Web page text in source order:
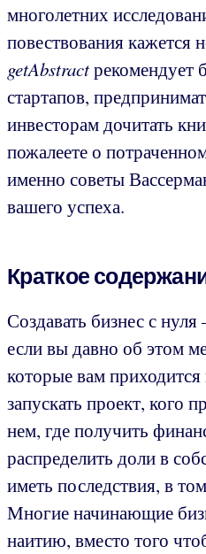
многолетних
повествования кажется
getAbstractрекомендует
стартапов,
инвесторам дочитать
пожалеете о
именно советы
вашего успеха.
Краткое
Создавать бизнес с нуля
если вы давно об этом
которые вам
запускать проект, кого
нем, где получить
распределить доли в
иметь последствия, в
Многие начинающие
наитию, вместо того